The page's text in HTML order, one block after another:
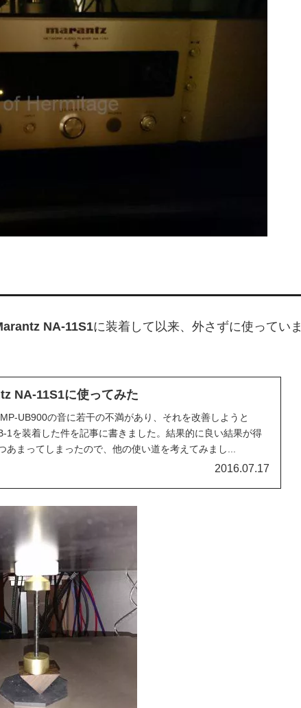
NA-11S1に装着して以来、外さずに使っていま
NA-11S1に使ってみた
UB900の音に若干の不満があり、それを改善しようと
1を装着した件を記事に書きました。結果的に良い結果が得
あまってしまったので、他の使い道を考えてみまし...
2016.07.17